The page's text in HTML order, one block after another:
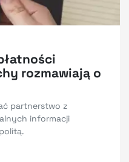
rozmawiają o
partnerstwo z
informacji